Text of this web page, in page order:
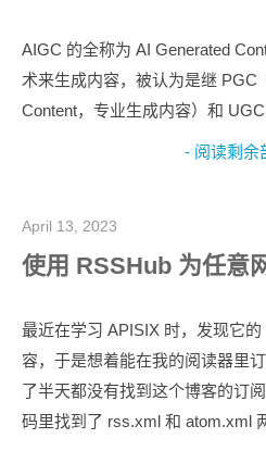
AIGC 的全称为 AI Generated
术来生成内容，被认为是继 PGC
Content，专业生成内容）和
- 阅读剩余
April 13, 2023
使用 RSSHub 为任意
最近在学习 APISIX 时，发现它
容，于是想着能在我的阅读器里
了半天都没有找到这个博客的订
码里找到了 rss.xml 和 atom.xml